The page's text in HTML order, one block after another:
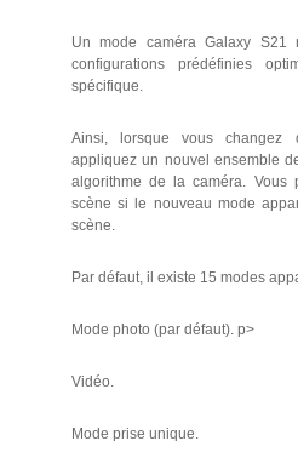
Un mode caméra Galaxy S21
configurations prédéfinies
spécifique.
Ainsi, lorsque vous changez
appliquez un nouvel ensemble
algorithme de la caméra. Vous
scène si le nouveau mode
scène.
Par défaut, il existe 15 modes
Mode photo (par défaut). p>
Vidéo.
Mode prise unique.